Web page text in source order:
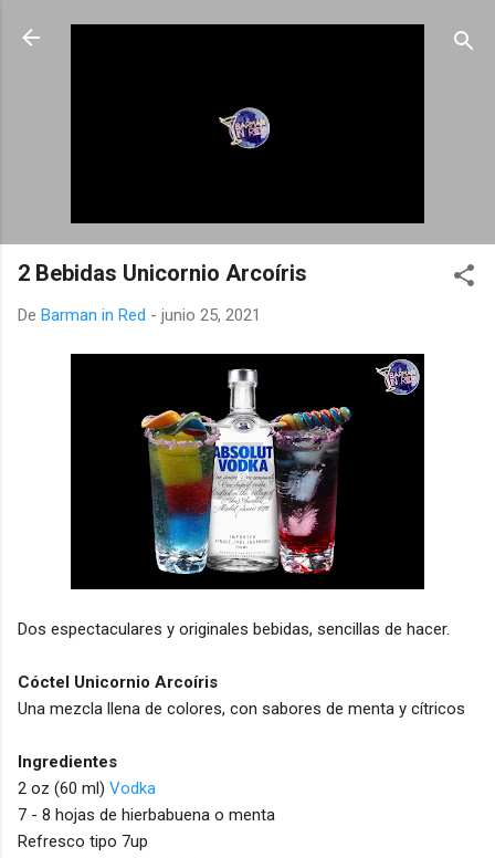
Ir al contenido principal
2 Bebidas Unicornio Arcoíris
De Barman in Red - junio 25, 2021
Dos espectaculares y originales bebidas, sencillas de hacer.
Cóctel Unicornio Arcoíris
Una mezcla llena de colores, con sabores de menta y cítricos
Ingredientes
2 oz (60 ml) Vodka
7 - 8 hojas de hierbabuena o menta
Refresco tipo 7up